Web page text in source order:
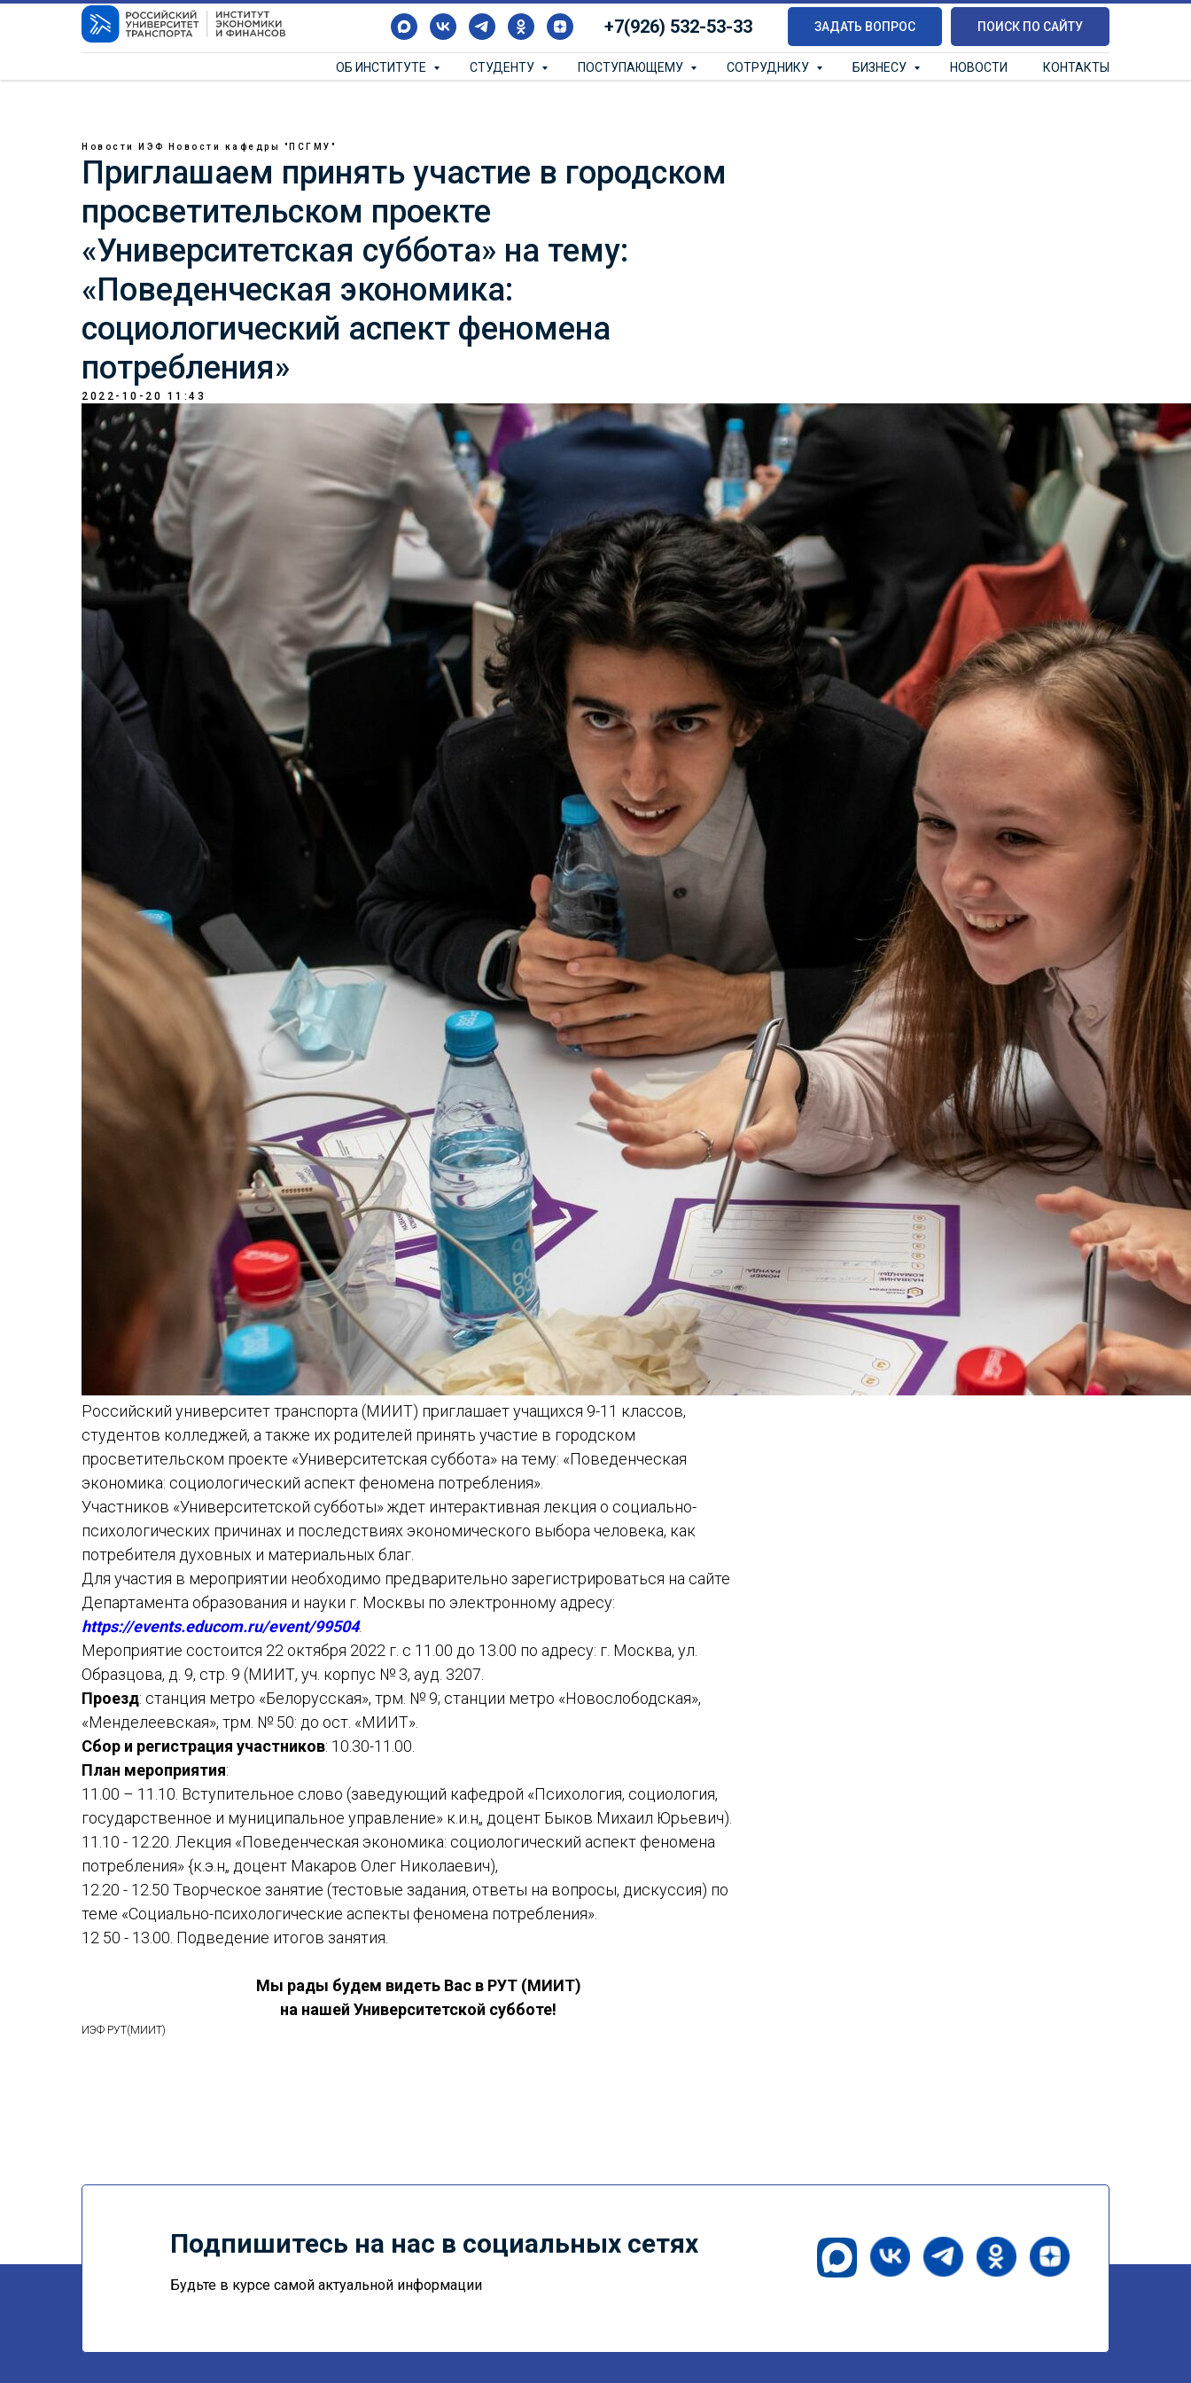
+7(926) 532-53-33 ЗАДАТЬ ВОПРОС ПОИСК ПО САЙТУ
ОБ ИНСТИТУТЕ СТУДЕНТУ ПОСТУПАЮЩЕМУ СОТРУДНИКУ БИЗНЕСУ НОВОСТИ КОНТАКТЫ
Новости ИЭФ Новости кафедры "ПСГМУ"
Приглашаем принять участие в городском
просветительском проекте
«Университетская суббота» на тему:
«Поведенческая экономика:
социологический аспект феномена
потребления»
2022-10-20 11:43
Российский университет транспорта (МИИТ) приглашает учащихся 9-11 классов,
студентов колледжей, а также их родителей принять участие в городском
просветительском проекте «Университетская суббота» на тему: «Поведенческая
экономика: социологический аспект феномена потребления».
Участников «Университетской субботы» ждет интерактивная лекция о социально-
психологических причинах и последствиях экономического выбора человека, как
потребителя духовных и материальных благ.
Для участия в мероприятии необходимо предварительно зарегистрироваться на сайте
Департамента образования и науки г. Москвы по электронному адресу:
https://events.educom.ru/event/99504.
Мероприятие состоится 22 октября 2022 г. с 11.00 до 13.00 по адресу: г. Москва, ул.
Образцова, д. 9, стр. 9 (МИИТ, уч. корпус № 3, ауд. 3207.
Проезд: станция метро «Белорусская», трм. № 9; станции метро «Новослободская»,
«Менделеевская», трм. № 50: до ост. «МИИТ».
Сбор и регистрация участников: 10.30-11.00.
План мероприятия:
11.00 – 11.10. Вступительное слово (заведующий кафедрой «Психология, социология,
государственное и муниципальное управление» к.и.н„ доцент Быков Михаил Юрьевич).
11.10 - 12.20. Лекция «Поведенческая экономика: социологический аспект феномена
потребления» {к.э.н„ доцент Макаров Олег Николаевич),
12.20 - 12.50 Творческое занятие (тестовые задания, ответы на вопросы, дискуссия) по
теме «Социально-психологические аспекты феномена потребления».
12 50 - 13.00. Подведение итогов занятия.
Мы рады будем видеть Вас в РУТ (МИИТ)
на нашей Университетской субботе!
ИЭФ РУТ(МИИТ)
Подпишитесь на нас в социальных сетях
Будьте в курсе самой актуальной информации